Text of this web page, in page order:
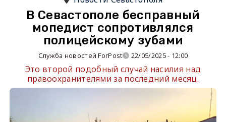
В Севастополе бесправный
мопедист сопротивлялся
полицейскому зубами
Служба новостей ForPost 22/05/2025 - 12:00
Это второй подобный случай насилия над
правоохранителями за последний месяц.